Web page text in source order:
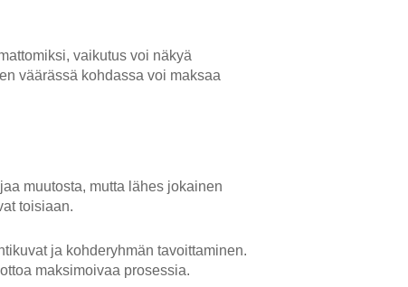
vaikutus voi näkyä
väärässä kohdassa voi maksaa
muutosta, mutta lähes jokainen
toisiaan.
ja kohderyhmän tavoittaminen.
maksimoivaa prosessia.